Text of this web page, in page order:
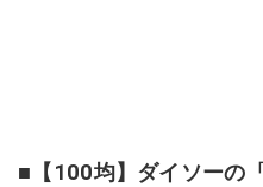
■【100均】ダイソーの